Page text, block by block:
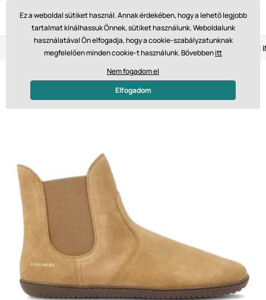
Visszaküldés 14 napon belül Gyors szállítás 61 475 Ft-tól
Ulovte si svou velikost
Ez a weboldal sütiket használ. Annak érdekében, hogy a lehető legjobb
tartalmat kínálhassuk Önnek, sütiket használunk. Weboldalunk
használatával Ön elfogadja, hogy a cookie-szabályzatunknak
megfelelően minden cookie-t használunk. Bővebbenitt
Nem fogadom el
Elfogadom